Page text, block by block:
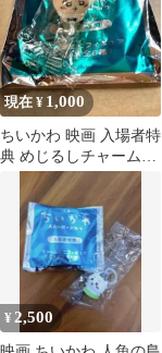
現在 ¥ 1,000
ちいかわ 映画 入場者特
典 めじるしチャーム
¥ 2,500